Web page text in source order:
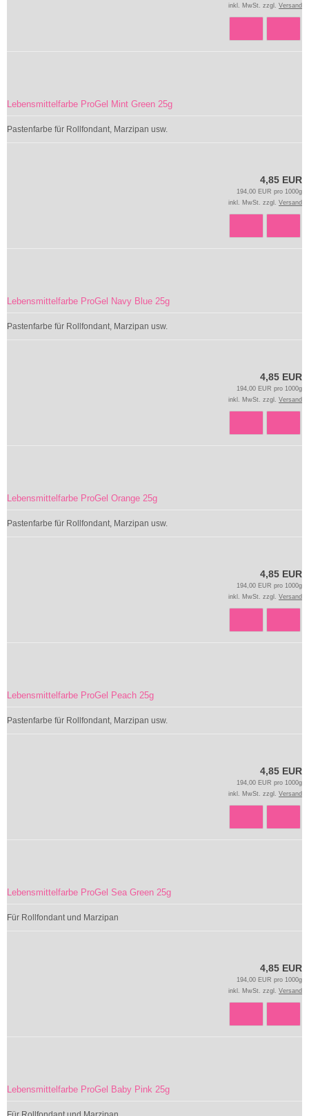
inkl. MwSt. zzgl. Versand
Lebensmittelfarbe ProGel Mint Green 25g
Pastenfarbe für Rollfondant, Marzipan usw.
4,85 EUR
194,00 EUR pro 1000g
inkl. MwSt. zzgl. Versand
Lebensmittelfarbe ProGel Navy Blue 25g
Pastenfarbe für Rollfondant, Marzipan usw.
4,85 EUR
194,00 EUR pro 1000g
inkl. MwSt. zzgl. Versand
Lebensmittelfarbe ProGel Orange 25g
Pastenfarbe für Rollfondant, Marzipan usw.
4,85 EUR
194,00 EUR pro 1000g
inkl. MwSt. zzgl. Versand
Lebensmittelfarbe ProGel Peach 25g
Pastenfarbe für Rollfondant, Marzipan usw.
4,85 EUR
194,00 EUR pro 1000g
inkl. MwSt. zzgl. Versand
Lebensmittelfarbe ProGel Sea Green 25g
Für Rollfondant und Marzipan
4,85 EUR
194,00 EUR pro 1000g
inkl. MwSt. zzgl. Versand
Lebensmittelfarbe ProGel Baby Pink 25g